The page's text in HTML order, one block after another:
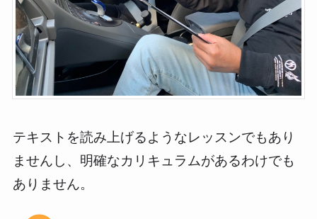
テキストを読み上げるようなレッスンでもあり
ませんし、明確なカリキュラムがあるわけでも
ありません。